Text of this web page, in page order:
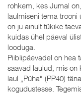
rohkem, kes Jumal
laulmiseni tema
on ju ainult tükike
kuidas ühel päeval
looduga.
Piiblipäevadel on hea
saavad laulud, mis on
laul „Püha“ (PP40)
kogudustesse.